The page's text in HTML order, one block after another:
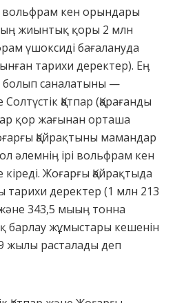
вольфрам кен орындары
жиынтық қоры 2 млн
үшоксиді бағалануда
тарихи деректер). Еӊ
болып саналатыны —
Қатпар (Қарағанды
қор жағынан орташа
Қайрақтыны мамандар
әлемніӊ ірі вольфрам кен
Жоғарғы Қайрақтыда
деректер (1 млн 213
343,5 мыыӊ тонна
барлау жұмыстары кешенін
жылы расталады деп